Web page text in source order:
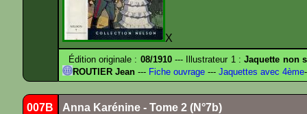
X
Édition originale : 08/1910--- Illustrateur 1 :Jaquette non
ROUTIER Jean --- Fiche ouvrage --- Jaquettes avec 4ème
007B Anna Karénine - Tome 2 (N°7b)